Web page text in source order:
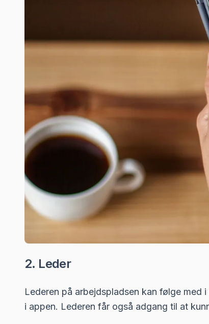
2. Leder
Lederen på arbejdspladsen kan følge med
i appen. Lederen får også adgang til at